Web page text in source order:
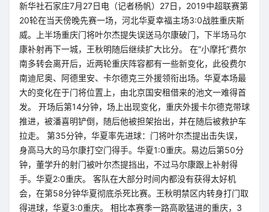
新华社石家庄7月27日电（记者杨帆）27日，2019中超联赛第
20轮在当天傍晚先赛一场，河北华夏幸福主场3:0战胜重庆斯
威。上半场重庆门将叶尔杰提失误送马尔康破门，下半场马尔
康补射再下一城，王秋明随后继续扩大比分。 在“小摩托”费尔
南多转会离开后，近两轮重庆阵容都有一些新变化，此役费尔
南迪尼奥、阿德里安、卡尔德克三外援领衔出场。华夏本场最
大的变化在于门将位置上，由北京国安租借来的池文一难得首
发。 开场后第14分钟，场上出现变化，重庆外援卡尔德克带球
推进，被潘喜明铲倒，随后他被担架抬出，并在随后被救护车
拉走。 第35分钟，华夏率先进球：门将叶尔杰提出击失误，
身高马大的马尔康打空门得手。华夏1:0重庆。易边后第50分
钟，董学升的射门被叶尔杰提挡出，不过马尔康跟上补射得
手。华夏2:0重庆。 客队在大部分时间内都没有获得太好机
会，在第58分钟华夏彻底杀死比赛。王秋明禁区内转身打门取
得进球，华夏3:0重庆。 相比本赛季一路高歌猛进的重庆，3